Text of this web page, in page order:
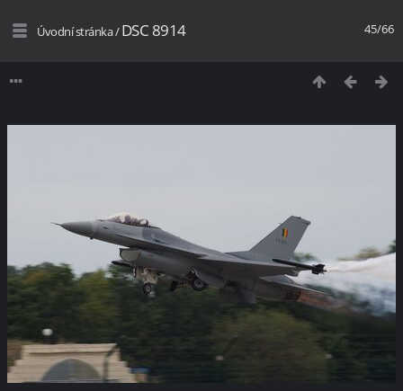
45/66
Úvodní stránka/DSC 8914